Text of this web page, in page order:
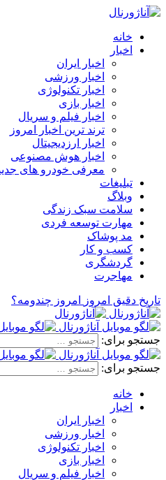
خانه
اخبار
اخبار ایران
اخبار ورزشی
اخبار تکنولوژی
اخبار بازی
اخبار فیلم و سریال
ترند ترین اخبار امروز
اخبار ارزدیجیتال
اخبار هوش مصنوعی
معرفی خودرو های
تبلیغات
وبلاگ
سلامت سبک زندگی
مهارت توسعه فردی
مد پوشاک
کسب و کار
گردشگری
مهاجرت
تاریخ دقیق امروز امروز چندومه؟
جستجو برای:
جستجو برای:
خانه
اخبار
اخبار ایران
اخبار ورزشی
اخبار تکنولوژی
اخبار بازی
اخبار فیلم و سریال